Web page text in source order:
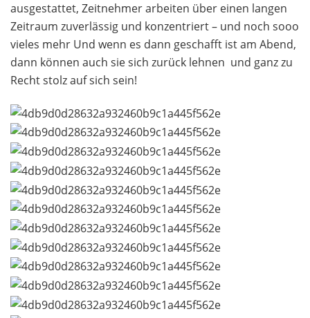
ausgestattet, Zeitnehmer arbeiten über einen langen
Zeitraum zuverlässig und konzentriert – und noch sooo
vieles mehr Und wenn es dann geschafft ist am Abend,
dann können auch sie sich zurück lehnen  und ganz zu
Recht stolz auf sich sein!